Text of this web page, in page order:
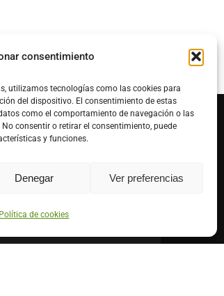
consentimiento
utilizamos tecnologías como las cookies para
del dispositivo. El consentimiento de estas
como el comportamiento de navegación o las
consentir o retirar el consentimiento, puede
y funciones.
Denegar Ver preferencias
Política de cookies